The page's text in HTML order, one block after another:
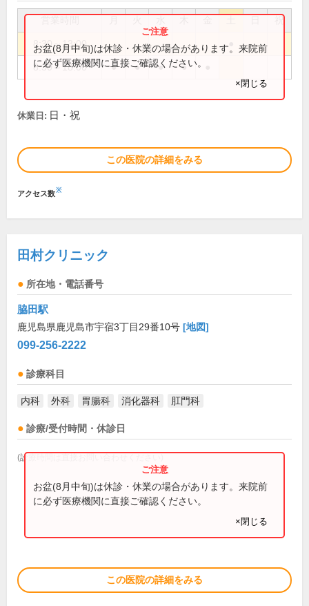
祝
8:30～13:00
8:30～18:00 ● ● ● ●
お盆(8月中旬)は休診・休業の場合があります。来院前
に必ず医療機関に直接ご確認ください。
×閉じる
休業日: 日・祝
この医院の詳細をみる
アクセス数※
田村クリニック
所在地・電話番号
脇田駅
鹿児島県鹿児島市宇宿3丁目29番10号 [地図]
099-256-2222
診療科目
内科 外科 胃腸科 消化器科 肛門科
診療/受付時間・休診日
(診療時間は直接お問い合わせください)
お盆(8月中旬)は休診・休業の場合があります。来院前
に必ず医療機関に直接ご確認ください。
×閉じる
この医院の詳細をみる